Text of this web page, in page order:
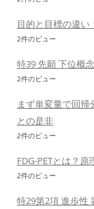
目的と目標の違い
2件のビュー
特39 先願 下位概
2件のビュー
まず単変量で回帰
との是非
2件のビュー
FDG-PETとは？原
2件のビュー
特29第2項 進歩性